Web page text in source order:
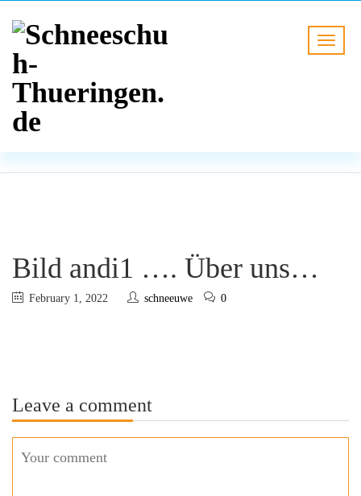
BLOG
Bild andi1 …. Über uns…
February 1, 2022 schneeuwe 0
Leave a comment